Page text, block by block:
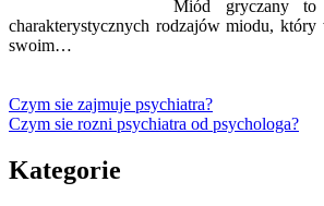
Miód gryczany to
charakterystycznych rodzajów miodu,
swoim…
Czym sie zajmuje psychiatra?
Czym sie rozni psychiatra od psychologa?
Kategorie